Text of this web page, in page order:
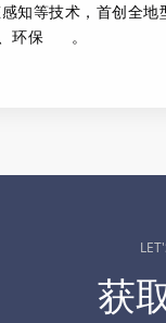
知等技术，首创全
环保
。
获